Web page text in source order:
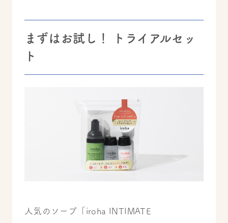
まずはお試し！ トライアルセッ
ト
人気のソープ「iroha INTIMATE